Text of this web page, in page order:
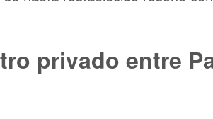
privado entre